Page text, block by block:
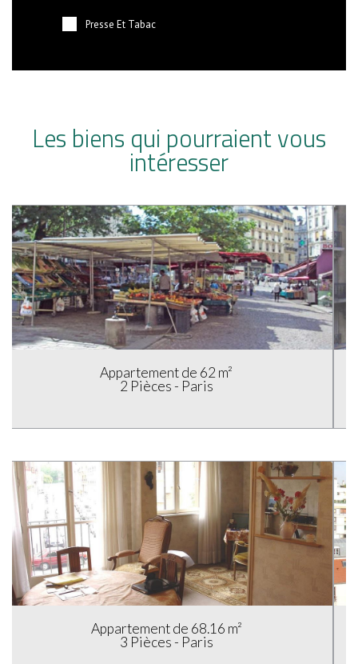
Presse Et Tabac
Les biens qui pourraient vous
intéresser
Appartement de 61 m²
3 Pièces - Paris
Appartement de 70 m²
3 Pièces - Paris